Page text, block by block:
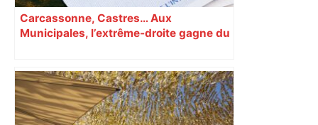
Carcassonne, Castres… Aux
Municipales, l’extrême-droite gagne du